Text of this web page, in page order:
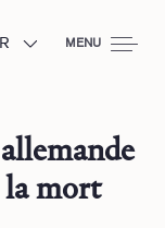
MENU
mort